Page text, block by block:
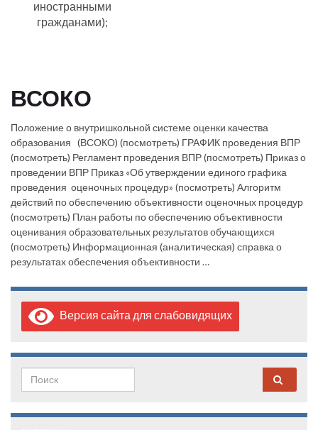
иностранными
гражданами);
ВСОКО
Положение о внутришкольной системе оценки качества
образования (ВСОКО) (посмотреть) ГРАФИК проведения ВПР
(посмотреть) Регламент проведения ВПР (посмотреть) Приказ о
проведении ВПР Приказ «Об утверждении единого графика
проведения оценочных процедур» (посмотреть) Алгоритм
действий по обеспечению объективности оценочных процедур
(посмотреть) План работы по обеспечению объективности
оценивания образовательных результатов обучающихся
(посмотреть) Информационная (аналитическая) справка о
результатах обеспечения объективности …
Версия сайта для слабовидящих
Search for: